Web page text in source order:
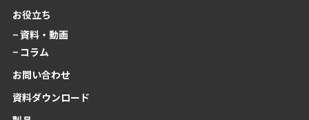
お役立ち
− 資料・動画
− コラム
お問い合わせ
資料ダウンロード